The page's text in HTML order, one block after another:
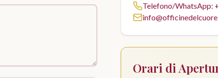
Telefono/WhatsApp:
Orari di